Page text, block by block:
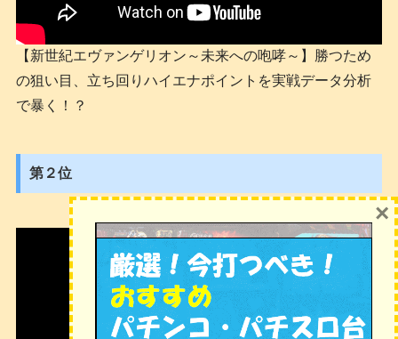
【新世紀エヴァンゲリオン～未来への咆哮～】勝つため
の狙い目、立ち回りハイエナポイントを実戦データ分析
で暴く！？
第２位
×